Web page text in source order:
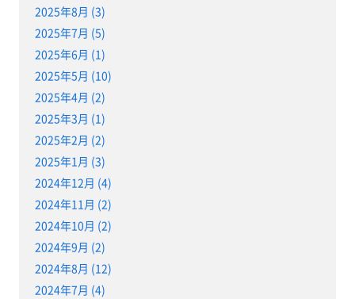
2025年8月 (3)
2025年7月 (5)
2025年6月 (1)
2025年5月 (10)
2025年4月 (2)
2025年3月 (1)
2025年2月 (2)
2025年1月 (3)
2024年12月 (4)
2024年11月 (2)
2024年10月 (2)
2024年9月 (2)
2024年8月 (12)
2024年7月 (4)